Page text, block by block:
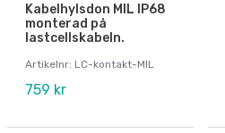
Kabelhylsdon MIL IP68
monterad på
lastcellskabeln.
Artikelnr: LC-kontakt-MIL
759 kr